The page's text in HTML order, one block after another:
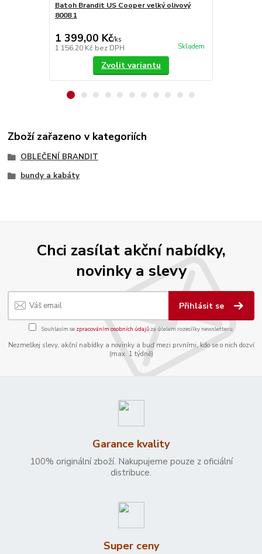
Batoh Brandit US Cooper velký olivový
8008 1
1 399,00 Kč/ks
1 156,20 Kč bez DPH Skladem
Zvolit variantu
Zboží zařazeno v kategoriích
OBLEČENÍ BRANDIT
bundy a kabáty
Chci zasílat akční nabídky,
novinky a slevy
Přihlásit se
Souhlasím se zpracováním osobních údajůza účelem rozesílky newsletteru.
Nezmeškej slevy, akční nabídky a novinky a buď mezi prvními, kdo se o nich dozví
(max. 1 týdně)
Garance kvality
100% originální zboží. Nakupujeme pouze z oficiální
distribuce.
Super ceny